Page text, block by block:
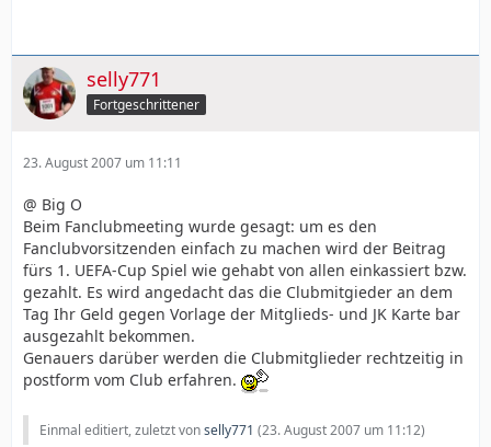
per Fax (0214/8660-119) zukommen. Selbstverständlich
können Sie das Bestellformular auch im Fanshop an der
BayArena abgeben."
Im Anhang konnte ich kein Formular entdecken und der
"Persönliches Tickets für UEFA-Cup 1. K.O.-Runde
Hier gelangen Sie zum Bestellformular." funktioniert
nicht.
Gibt es das Formular bzw. funktioniert der Direktlink bei
jemanden von euch??
selly771
Fortgeschrittener
23. August 2007 um 11:11
@ Big O
Beim Fanclubmeeting wurde gesagt: um es den
Fanclubvorsitzenden einfach zu machen wird der Beitrag
fürs 1. UEFA-Cup Spiel wie gehabt von allen einkassiert bzw.
gezahlt. Es wird angedacht das die Clubmitgieder an dem
Tag Ihr Geld gegen Vorlage der Mitglieds- und JK Karte bar
ausgezahlt bekommen.
Genauers darüber werden die Clubmitglieder rechtzeitig in
postform vom Club erfahren.
Einmal editiert, zuletzt vonselly771 (23. August 2007 um 11:12)